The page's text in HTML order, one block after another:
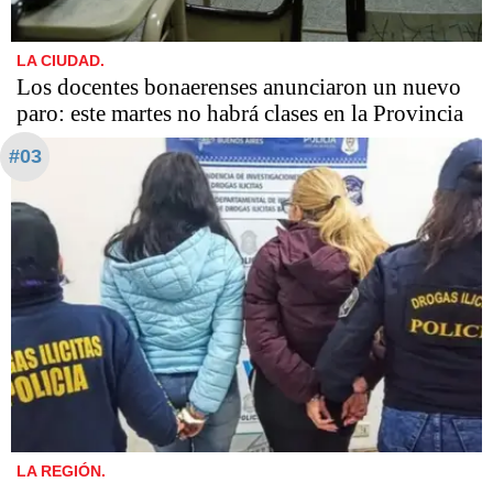
LA CIUDAD.
Los docentes bonaerenses anunciaron un nuevo
paro: este martes no habrá clases en la Provincia
#03
LA REGIÓN.